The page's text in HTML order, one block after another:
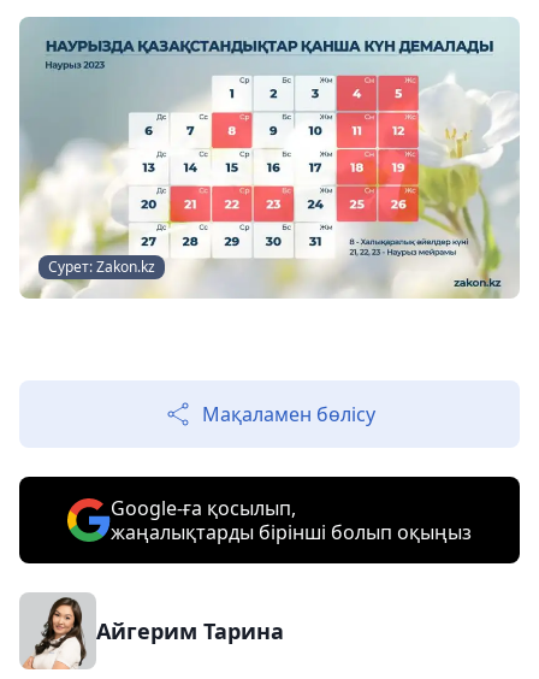
Сурет: Zakon.kz
Мақаламен бөлісу
Google-ға қосылып,
жаңалықтарды бірінші болып оқыңыз
Айгерим Тарина